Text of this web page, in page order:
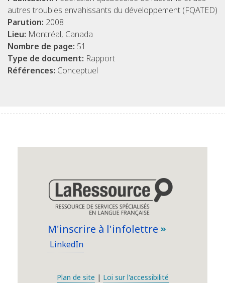
autres troubles envahissants du développement (FQATED)
Parution: 2008
Lieu: Montréal, Canada
Nombre de page: 51
Type de document: Rapport
Références: Conceptuel
M'inscrire à l'infolettre
LinkedIn
Plan de site | Loi sur l'accessibilité